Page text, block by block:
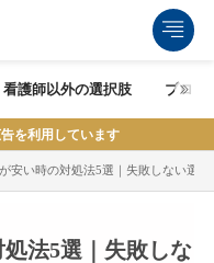
看護師以外の選択肢 ブログ
を利用しています
安い時の対処法5選｜失敗しない選び
法5選｜失敗しな